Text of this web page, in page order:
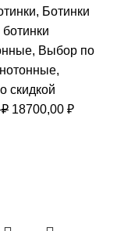
, Ботинки
ботинки
, Выбор по
,
скидкой
₽ Первоначальная
18700,00 ₽